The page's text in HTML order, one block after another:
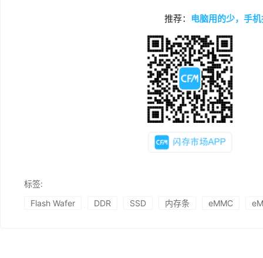
推荐： 电脑用的少，手
标签:
Flash Wafer
DDR SSD 内存条 eMMC